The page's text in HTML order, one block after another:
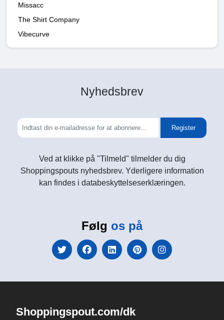
Missacc
The Shirt Company
Vibecurve
Nyhedsbrev
Register
Ved at klikke på "Tilmeld" tilmelder du dig
Shoppingspouts nyhedsbrev. Yderligere information
kan findes i databeskyttelseserklæringen.
Følg os på
Shoppingspout.com/dk